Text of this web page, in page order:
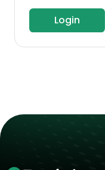
Login